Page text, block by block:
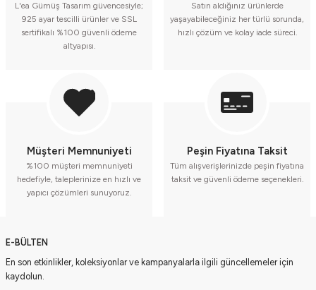
L'ea Gümüş Tasarım güvencesiyle;
925 ayar tescilli ürünler ve SSL
sertifikalı %100 güvenli ödeme
altyapısı.
Satın aldığınız ürünlerde
yaşayabileceğiniz her türlü sorunda,
hızlı çözüm ve kolay iade süreci.
Müşteri Memnuniyeti
%100 müşteri memnuniyeti
hedefiyle, taleplerinize en hızlı ve
yapıcı çözümleri sunuyoruz.
Peşin Fiyatına Taksit
Tüm alışverişlerinizde peşin fiyatına
taksit ve güvenli ödeme seçenekleri.
E-BÜLTEN
En son etkinlikler, koleksiyonlar ve kampanyalarla ilgili güncellemeler için
kaydolun.